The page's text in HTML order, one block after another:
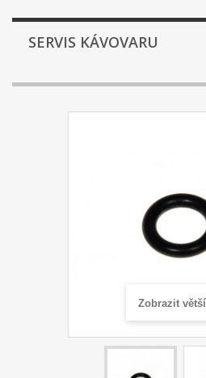
SERVIS KÁVOVARU
Zobrazit větší